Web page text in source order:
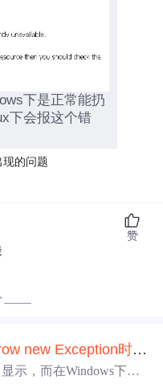
下是正常能扔
下会报这个错
的问题
赞
——
new Exception时报错
示，而在Windows下则